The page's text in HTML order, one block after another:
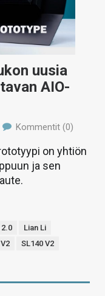
uusia
AIO-
Kommentit (0)
on yhtiön
ja sen
Lian Li
SL140 V2